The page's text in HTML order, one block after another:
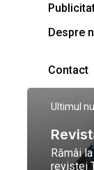
Despre
Contact
Ultimul
Rămâi
revistei